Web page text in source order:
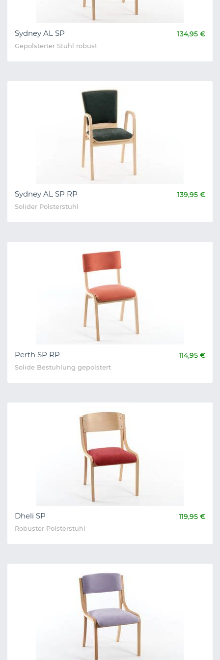
Sydney AL SP 134,95 €
Gepolsterter Stuhl robust
Sydney AL SP RP 139,95 €
Solider Polsterstuhl
Perth SP RP 114,95 €
Solide Bestuhlung gepolstert
Dheli SP 119,95 €
Robuster Polsterstuhl